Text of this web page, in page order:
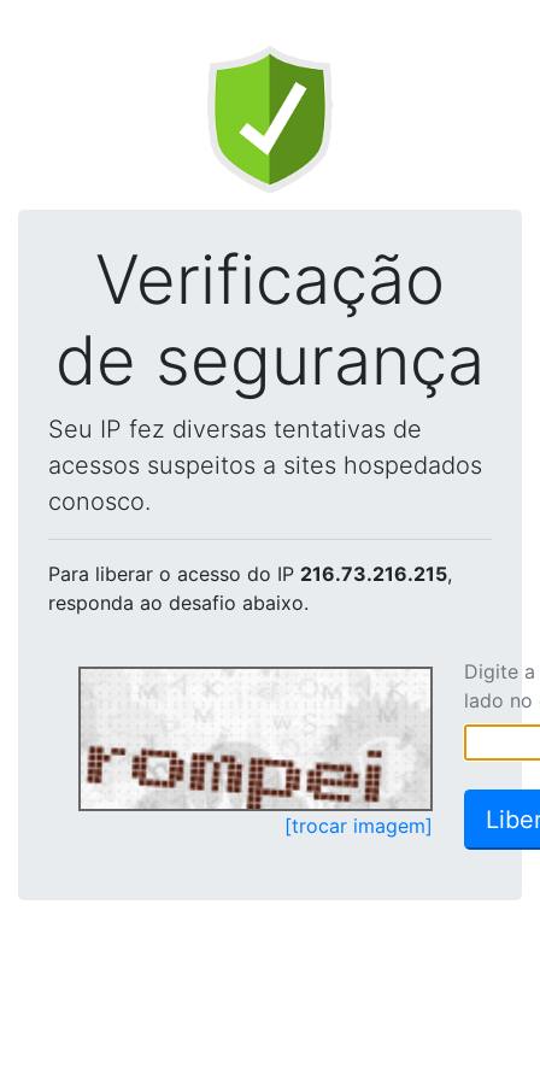
Verificação
de segurança
Seu IP fez diversas tentativas de
acessos suspeitos a sites hospedados
conosco.
Para liberar o acesso do IP 216.73.216.215,
responda ao desafio abaixo.
[trocar imagem]
Digite
lado no